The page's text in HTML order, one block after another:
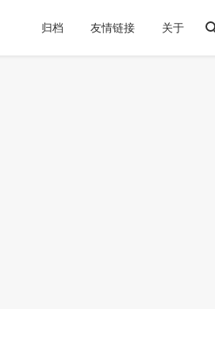
归档 友情链接 关于